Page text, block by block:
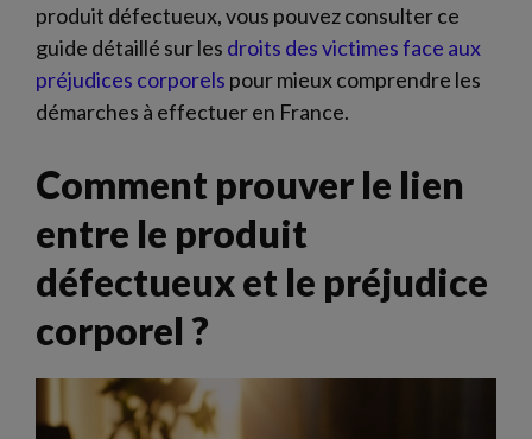
produit défectueux, vous pouvez consulter ce
guide détaillé sur les droits des victimes face aux
préjudices corporels pour mieux comprendre les
démarches à effectuer en France.
Comment prouver le lien
entre le produit
défectueux et le préjudice
corporel ?